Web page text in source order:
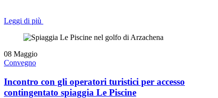
Leggi di più
08 Maggio
Convegno
Incontro con gli operatori turistici per accesso
contingentato spiaggia Le Piscine